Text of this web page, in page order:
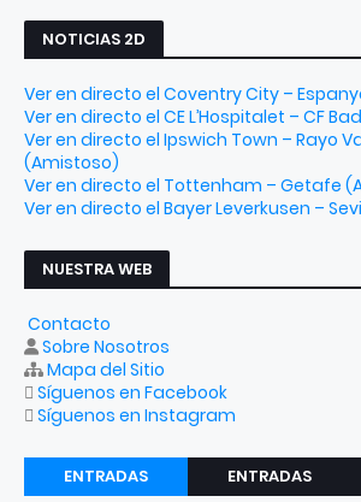
NOTICIAS 2D
Ver en directo el Coventry City –
Ver en directo el CE L’Hospitalet – CF
Ver en directo el Ipswich Town – Rayo
(Amistoso)
Ver en directo el Tottenham – Getafe
Ver en directo el Bayer Leverkusen –
NUESTRA WEB
Contacto
Sobre Nosotros
Mapa del Sitio
Síguenos en Facebook
Síguenos en Instagram
ENTRADAS
ENTRADAS